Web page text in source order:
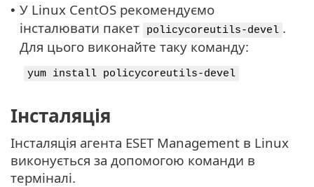
• У Linux CentOS рекомендуємо
інсталювати пакет
policycoreutils-devel .
Для цього виконайте таку команду:
yum install policycoreutils-devel
Інсталяція
Інсталяція агента ESET Management в Linux
виконується за допомогою команди в
терміналі.